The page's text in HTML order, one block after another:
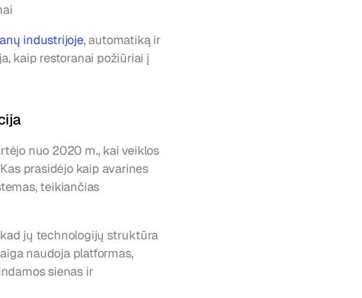
industrijoje, automatiką ir
kaip restoranai požiūriai į
nuo 2020 m., kai veiklos
prasidėjo kaip avarines
teikiančias
jų technologijų struktūra
naudoja platformas,
sienas ir